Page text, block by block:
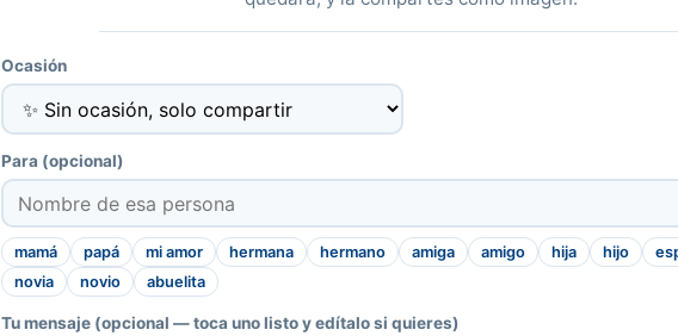
Ocasión
Para (opcional)
mamá papá mi amor hermana hermano amiga amigo hija hijo
novia
novio abuelita
Tu mensaje (opcional — toca uno listo y edítalo si quieres)